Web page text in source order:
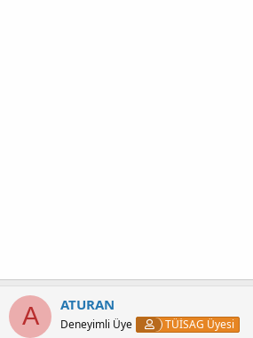
A ATURAN
Deneyimli Üye TÜİSAG Üyesi